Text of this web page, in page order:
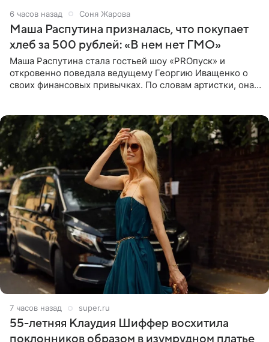
6 часов назад Соня Жарова
Маша Распутина призналась, что покупает
хлеб за 500 рублей: «В нем нет ГМО»
Маша Распутина стала гостьей шоу «PROпуск» и
откровенно поведала ведущему Георгию Иващенко о
своих финансовых привычках. По словам артистки, она
7 часов назад super.ru
55-летняя Клаудия Шиффер восхитила
поклонников образом в изумрудном платье